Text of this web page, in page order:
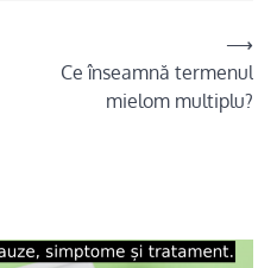
Ce înseamnă termenul
mielom multiplu?
⟶